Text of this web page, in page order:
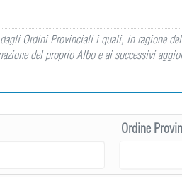
Ordini Provinciali i quali, in ragione
del proprio Albo e ai successivi
Ordine